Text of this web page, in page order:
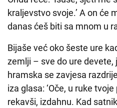
kraljevstvo svoje.’ A on će
danas ćeš biti sa mnom u
Bijaše već oko šeste ure
zemlji – sve do ure devete,
hramska se zavjesa
iza glasa: ‘Oče, u ruke
rekavši, izdahnu. Kad